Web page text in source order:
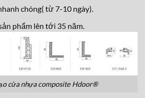
chóng( từ 7-10 ngày).
phẩm lên tới 35 năm.
cửa nhựa composite Hdoor®